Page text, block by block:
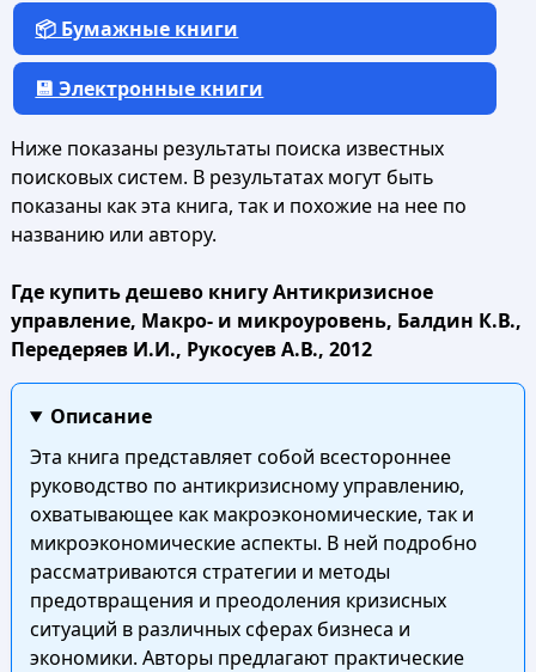
📦 Бумажные книги
💾 Электронные книги
Ниже показаны результаты поиска известных
поисковых систем. В результатах могут быть
показаны как эта книга, так и похожие на нее по
названию или автору.
Где купить дешево книгу Антикризисное
управление, Макро- и микроуровень, Балдин К.В.,
Передеряев И.И., Рукосуев А.В., 2012
Описание
Эта книга представляет собой всестороннее
руководство по антикризисному управлению,
охватывающее как макроэкономические, так и
микроэкономические аспекты. В ней подробно
рассматриваются стратегии и методы
предотвращения и преодоления кризисных
ситуаций в различных сферах бизнеса и
экономики. Авторы предлагают практические